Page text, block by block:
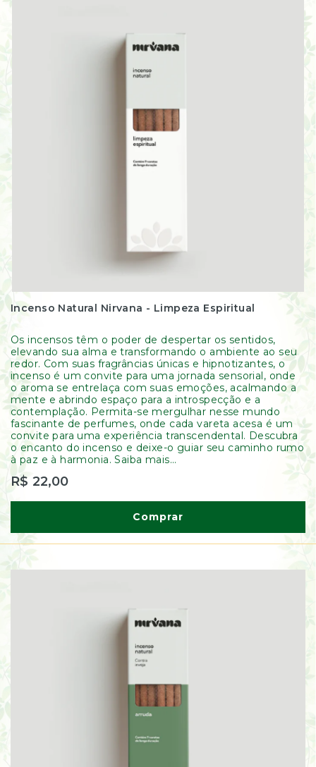
Incenso Natural Nirvana - Limpeza Espiritual
Os incensos têm o poder de despertar os sentidos,
elevando sua alma e transformando o ambiente ao seu
redor. Com suas fragrâncias únicas e hipnotizantes, o
incenso é um convite para uma jornada sensorial, onde
o aroma se entrelaça com suas emoções, acalmando a
mente e abrindo espaço para a introspecção e a
contemplação. Permita-se mergulhar nesse mundo
fascinante de perfumes, onde cada vareta acesa é um
convite para uma experiência transcendental. Descubra
o encanto do incenso e deixe-o guiar seu caminho rumo
à paz e à harmonia. Saiba mais...
R$ 22,00
Comprar